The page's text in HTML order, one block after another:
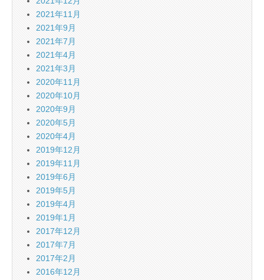
2021年11月
2021年9月
2021年7月
2021年4月
2021年3月
2020年11月
2020年10月
2020年9月
2020年5月
2020年4月
2019年12月
2019年11月
2019年6月
2019年5月
2019年4月
2019年1月
2017年12月
2017年7月
2017年2月
2016年12月